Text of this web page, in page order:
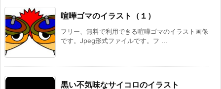
喧嘩ゴマのイラスト（１）
フリー、無料で利用できる喧嘩ゴマのイラスト画像
です。Jpeg形式ファイルです。フ ...
黒い不気味なサイコロのイラスト